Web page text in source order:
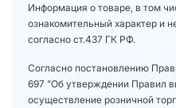
Информация о товаре, в том
ознакомительный характер и
согласно ст.437 ГК РФ.
Согласно постановлению
697 "Об утверждении Правил
осуществление розничной